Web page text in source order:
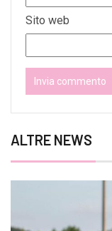
Sito web
ALTRE NEWS